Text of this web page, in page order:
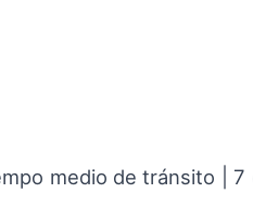
medio de tránsito | 7